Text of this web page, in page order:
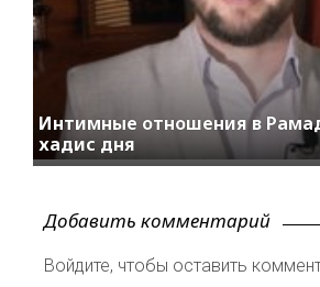
Интимные отношения в
хадис дня
Добавить комментарий
Войдите, чтобы оставить